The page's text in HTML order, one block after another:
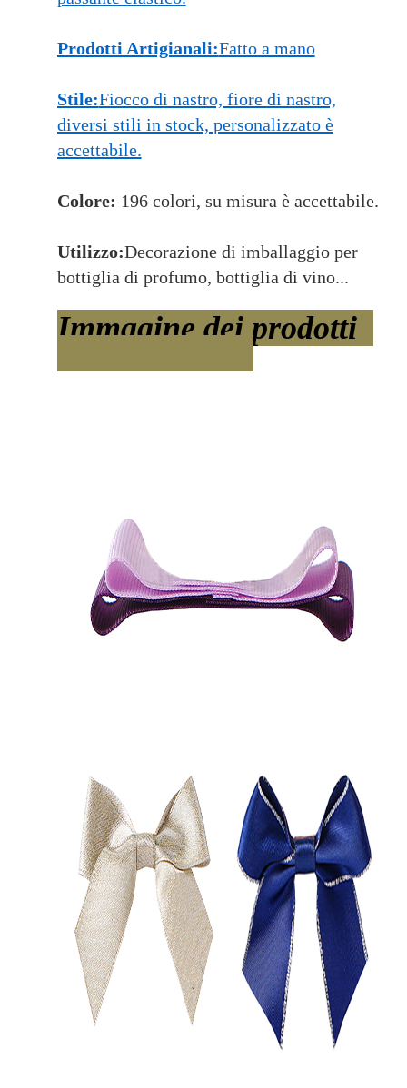
Prodotti Artigianali:Fatto a mano
Stile:Fiocco di nastro, fiore di nastro,
diversi stili in stock, personalizzato è
accettabile.
Colore: 196 colori, su misura è accettabile.
Utilizzo:Decorazione di imballaggio per
bottiglia di profumo, bottiglia di vino...
Immagine dei prodotti